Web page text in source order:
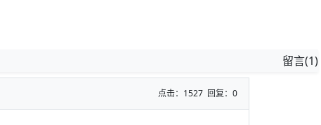
留言(1)
点击：1527 回复：0